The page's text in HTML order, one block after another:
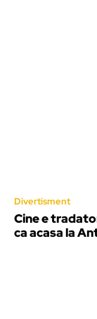
Divertisment
Cine e
ca acasa la